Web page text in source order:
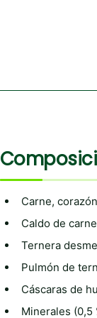
Carne,
Caldo de
Ternera
Pulmón de
Cáscaras de
Minerales (0,5